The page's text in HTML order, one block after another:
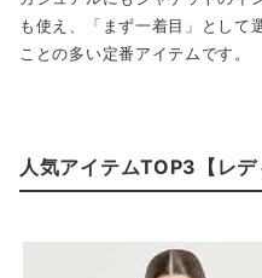
も使え、「まず一着目」として
ことの多い定番アイテムです。
人気アイテムTOP3【レデ